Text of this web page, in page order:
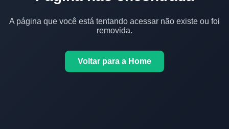
A página que você está tentando acessar não existe ou foi
removida.
Voltar para a Home